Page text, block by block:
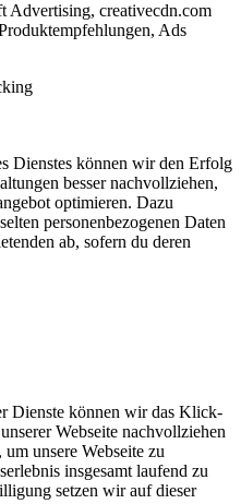
Advertising, creativecdn.com
Ads
Dienstes können wir den Erfolg
besser nachvollziehen,
optimieren. Dazu
personenbezogenen Daten
ab, sofern du deren
Dienste können wir das Klick-
Webseite nachvollziehen
unsere Webseite zu
insgesamt laufend zu
setzen wir auf dieser